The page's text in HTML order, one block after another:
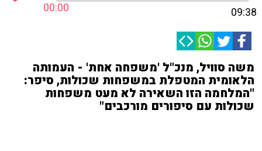
00:00 09:38
משה סוויל, מנכ"ל 'משפחה אחת' - העמותה
הלאומית המטפלת במשפחות שכולות, סיפר:
"המלחמה הזו השאירה לא מעט משפחות
שכולות עם סיפורים מורכבים"